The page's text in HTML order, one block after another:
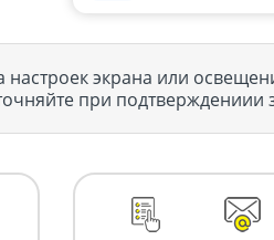
настроек экрана или
при подтверждениии